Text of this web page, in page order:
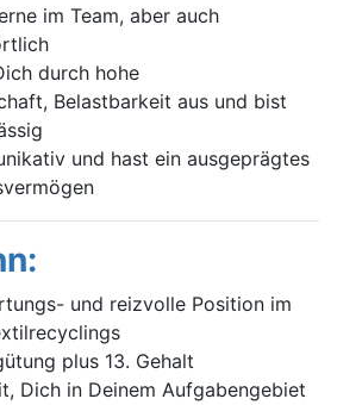
im Team, aber auch
durch hohe
Belastbarkeit aus und bist
und hast ein ausgeprägtes
und reizvolle Position im
plus 13. Gehalt
Dich in Deinem Aufgabengebiet